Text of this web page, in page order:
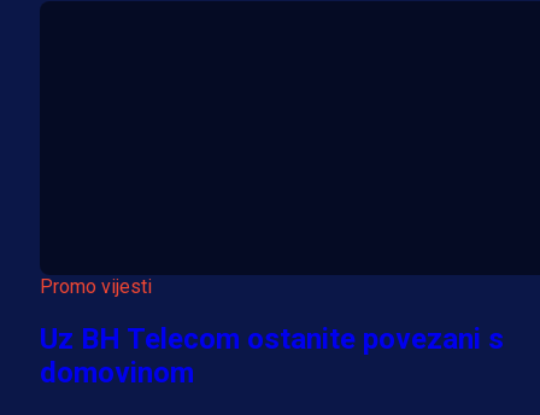
Promo vijesti
Uz BH Telecom ostanite povezani s
domovinom